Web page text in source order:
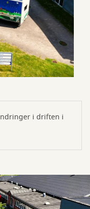
i driften i